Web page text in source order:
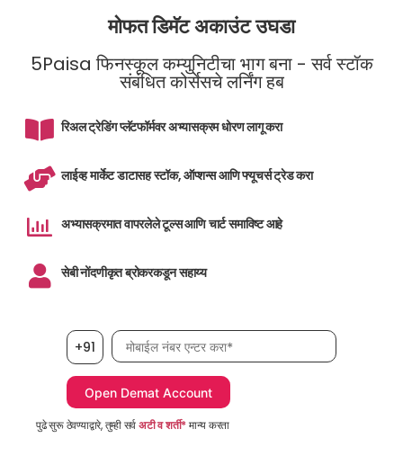
मोफत डिमॅट अकाउंट उघडा
5Paisa फिनस्कूल कम्युनिटीचा भाग बना - सर्व स्टॉक
संबंधित कोर्सेसचे लर्निंग हब
रिअल ट्रेडिंग प्लॅटफॉर्मवर अभ्यासक्रम धोरण लागू करा
लाईव्ह मार्केट डाटासह स्टॉक, ऑप्शन्स आणि फ्यूचर्स ट्रेड करा
अभ्यासक्रमात वापरलेले टूल्स आणि चार्ट समाविष्ट आहे
सेबी नोंदणीकृत ब्रोकरकडून सहाय्य
+91 मोबाईल नंबर, आवश्यक
पुढे सुरू ठेवण्याद्वारे, तुम्ही सर्वअटी व शर्ती*मान्य करता